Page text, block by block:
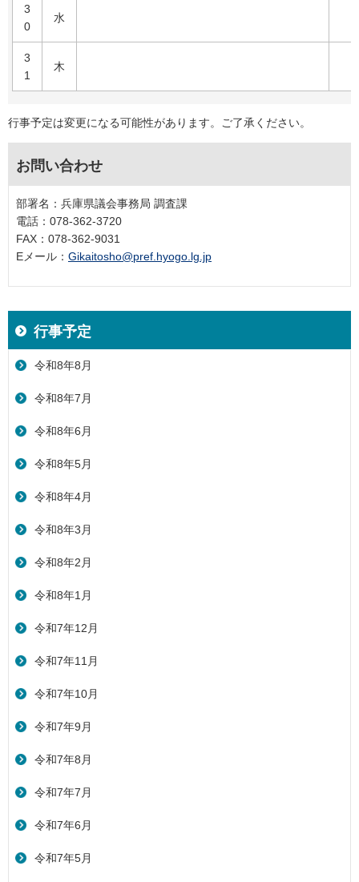
3
0
水
3
1
木
行事予定は変更になる可能性があります。ご了承ください。
お問い合わせ
部署名：兵庫県議会事務局 調査課
電話：078-362-3720
FAX：078-362-9031
Eメール： Gikaitosho@pref.hyogo.lg.jp
行事予定
令和8年8月
令和8年7月
令和8年6月
令和8年5月
令和8年4月
令和8年3月
令和8年2月
令和8年1月
令和7年12月
令和7年11月
令和7年10月
令和7年9月
令和7年8月
令和7年7月
令和7年6月
令和7年5月